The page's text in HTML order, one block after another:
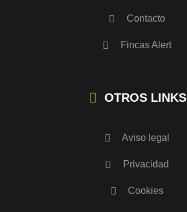
Contacto
Fincas Alert
OTROS LINKS
Aviso legal
Privacidad
Cookies